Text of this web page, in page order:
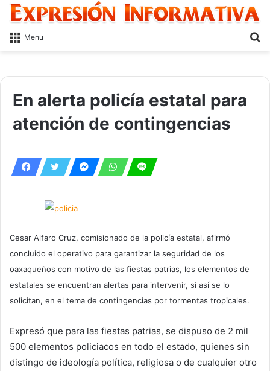
Menu
En alerta policía estatal para
atención de contingencias
Cesar Alfaro Cruz, comisionado de la policía estatal, afirmó
concluido el operativo para garantizar la seguridad de los
oaxaqueños con motivo de las fiestas patrias, los elementos de
estatales se encuentran alertas para intervenir, si así se lo
solicitan, en el tema de contingencias por tormentas tropicales.
Expresó que para las fiestas patrias, se dispuso de 2 mil
500 elementos policiacos en todo el estado, quienes sin
distingo de ideología política, religiosa o de cualquier otro